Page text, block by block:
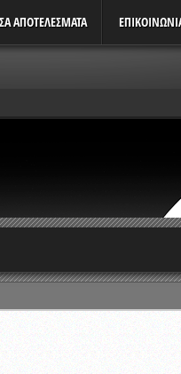
ΑΠΟΤΕΛΕΣΜΑΤΑ
δοκιμασιών